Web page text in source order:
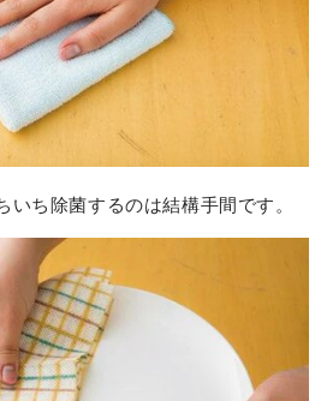
ち除菌するのは結構手間です。